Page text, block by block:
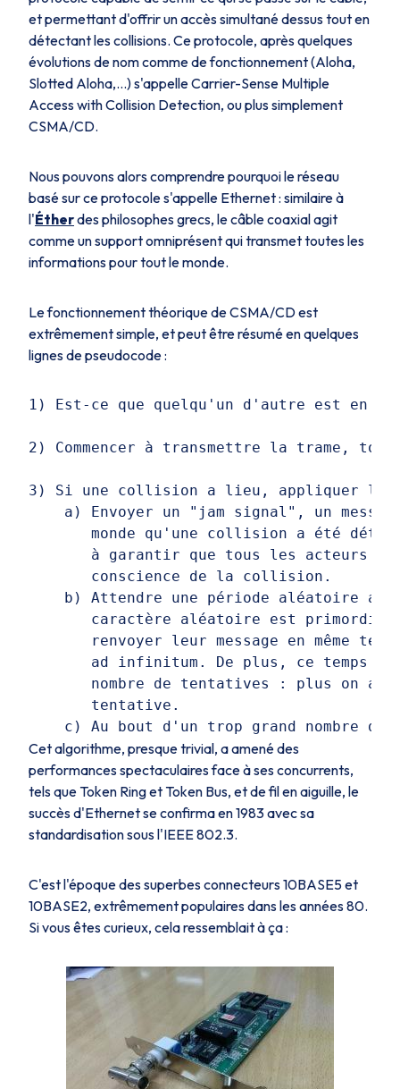
et permettant d'offrir un accès simultané dessus tout en
détectant les collisions. Ce protocole, après quelques
évolutions de nom comme de fonctionnement (Aloha,
Slotted Aloha,...) s'appelleCarrier-Sense Multiple
Access with Collision Detection, ou plus simplement
CSMA/CD.
Nous pouvons alors comprendre pourquoi le réseau
basé sur ce protocole s'appelle Ethernet: similaire à
l'Étherdes philosophes grecs, le câble coaxial agit
comme un support omniprésent qui transmet toutes les
informations pour tout le monde.
Le fonctionnement théorique deCSMA/CDest
extrêmement simple, et peut être résumé en quelques
lignes de pseudocode :
1) Est-ce que quelqu'un d'autre est en
2) Commencer à transmettre la trame,
3) Si une collision a lieu, appliquer la
a) Envoyer un "jam signal", un
monde qu'une collision a été
à garantir que tous les acteurs
       conscience de la collision.
b) Attendre une période aléatoire
caractère aléatoire est
renvoyer leur message en même
ad infinitum. De plus, ce temps
nombre de tentatives : plus on a
       tentative.
Cet algorithme, presque trivial, a amené des
performances spectaculaires face à ses concurrents,
tels que Token Ringet Token Bus, et de fil en aiguille, le
succès d'Ethernet se confirma en 1983 avec sa
standardisation sous l'IEEE 802.3.
C'est l'époque des superbes connecteurs 10BASE5 et
10BASE2, extrêmement populaires dans les années 80.
Si vous êtes curieux, cela ressemblait à ça :